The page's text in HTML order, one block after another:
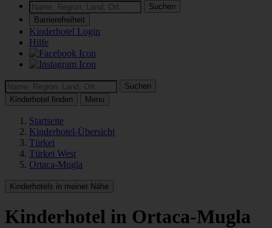
Suchen
Barrierefreiheit
Kinderhotel Login
Hilfe
Suchen
Kinderhotel finden
Menu
Startseite
Kinderhotel-Übersicht
Türkei
Türkei West
Ortaca-Mugla
Kinderhotels in meiner Nähe
Kinderhotel in Ortaca-Mugla